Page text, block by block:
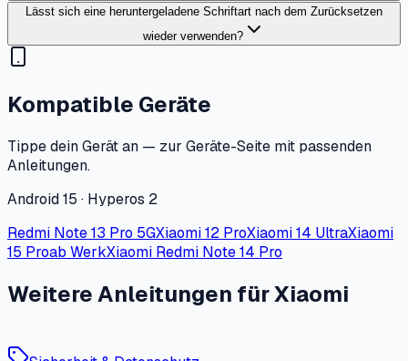
Lässt sich eine heruntergeladene Schriftart nach dem Zurücksetzen
wieder verwenden?
Kompatible Geräte
Tippe dein Gerät an — zur Geräte-Seite mit passenden
Anleitungen.
Android 15 · Hyperos 2
Redmi Note 13 Pro 5GXiaomi 12 ProXiaomi 14 UltraXiaomi
15 Proab WerkXiaomi Redmi Note 14 Pro
Weitere Anleitungen für Xiaomi